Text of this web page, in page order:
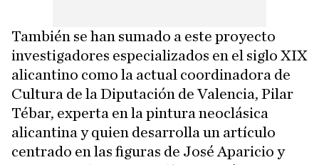
También se han sumado a este proyecto
investigadores especializados en el siglo XIX
alicantino como la actual coordinadora de
Cultura de la Diputación de Valencia, Pilar
Tébar, experta en la pintura neoclásica
alicantina y quien desarrolla un artículo
centrado en las figuras de José Aparicio y